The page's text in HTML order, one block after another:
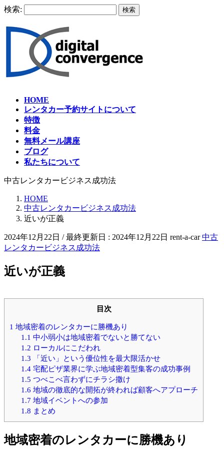
検索:
HOME
レンタカー予約サイトについて
特徴
料金
無料メール講座
ブログ
私たちについて
中古レンタカービジネス成功法
HOME
中古レンタカービジネス成功法
近いが正義
2024年12月22日 / 最終更新日 : 2024年12月22日 rent-a-car 中古
レンタカービジネス成功法
近いが正義
目次
1 地域密着のレンタカーに勝機あり
1.1 中小弱小は地域密着でないと勝てない
1.2 ローカルにこだわれ
1.3 「近い」という優位性を最大限活かせ
1.4宅配ピザ業界に学ぶ地域密着型集客の成功事例
1.5 つべこべ言わずにチラシ撒け
1.6 地域の徹底的な開拓が終われば顧客へアプローチ
1.7 地域イベントへの参加
1.8 まとめ
地域密着のレンタカーに勝機あり